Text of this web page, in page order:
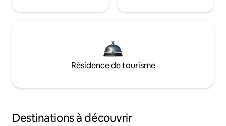
Résidence de tourisme
Destinations à découvrir